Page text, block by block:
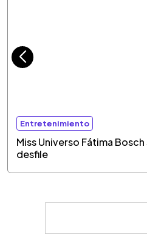
Entretenimiento
Miss Universo Fátima
desfile